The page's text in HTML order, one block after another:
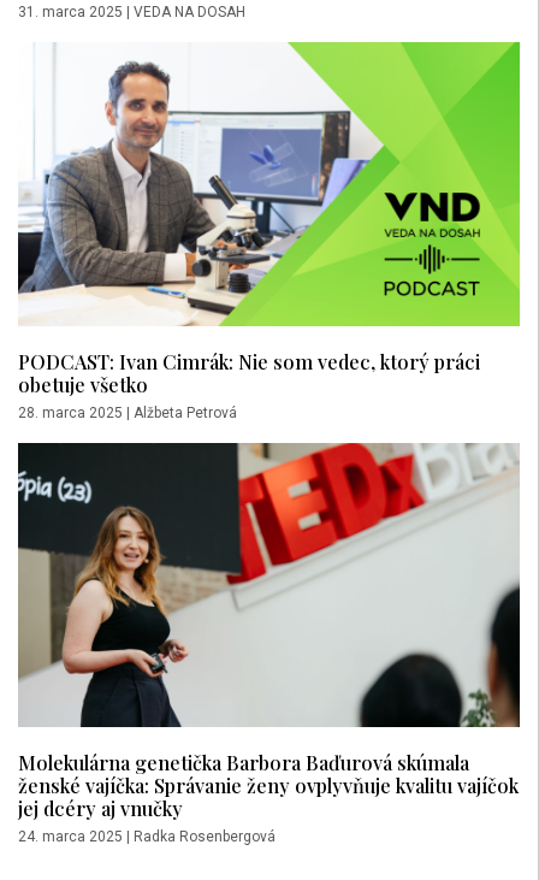
31. marca 2025 | VEDA NA DOSAH
PODCAST: Ivan Cimrák: Nie som vedec, ktorý práci
obetuje všetko
28. marca 2025 Alžbeta Petrová
Molekulárna genetička Barbora Baďurová skúmala
ženské vajíčka: Správanie ženy ovplyvňuje kvalitu vajíčok
jej dcéry aj vnučky
24. marca 2025 Radka Rosenbergová